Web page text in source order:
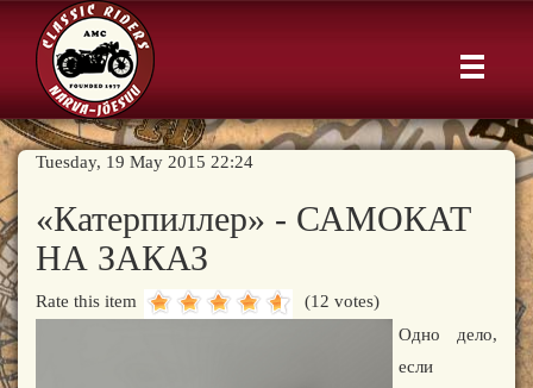
Tuesday, 19 May 2015 22:24
«Катерпиллер» - САМОКАТ
НА ЗАКАЗ
Rate this item
(12 votes)
Одно дело,
если